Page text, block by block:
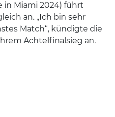
in Miami 2024) führt
an. „Ich bin sehr
Match“, kündigte die
Achtelfinalsieg an.